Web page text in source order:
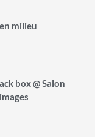
milieu
box @ Salon